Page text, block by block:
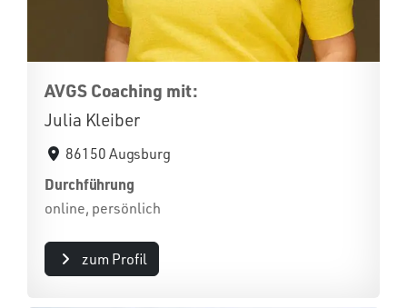
AVGS Coaching mit:
Julia Kleiber
86150 Augsburg
Durchführung
online, persönlich
zum Profil